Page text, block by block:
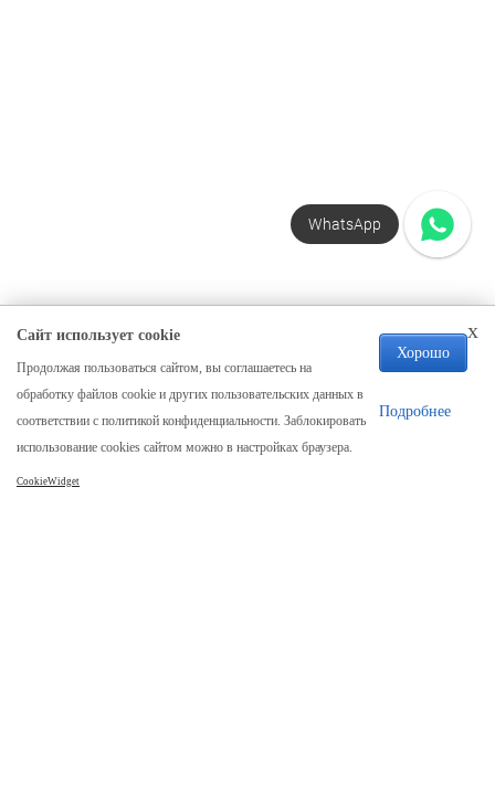
Компания
Каталог
Покупателям
WhatsApp
x
Сайт использует cookie
Продолжая пользоваться сайтом, вы соглашаетесь на
обработку файлов cookie и других пользовательских данных в
соответствии с политикой конфиденциальности. Заблокировать
использование cookies сайтом можно в настройках браузера.
Хорошо
Подробнее
CookieWidget